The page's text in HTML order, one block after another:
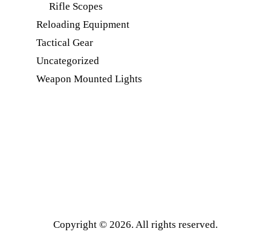
Rifle Scopes
Reloading Equipment
Tactical Gear
Uncategorized
Weapon Mounted Lights
Copyright © 2026. All rights reserved.